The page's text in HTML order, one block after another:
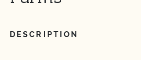
DESCRIPTION